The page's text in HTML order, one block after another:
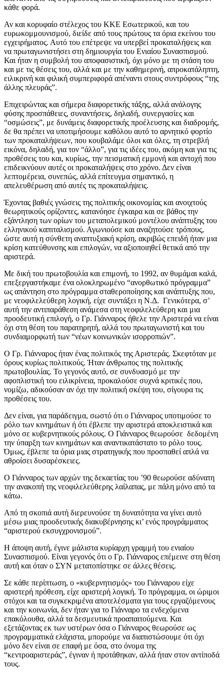
κάθε φορά.
Αν και κορυφαίο στέλεχος του ΚΚΕ Εσωτερικού, και του
ευρωκομμουνισμού, διείδε από τους πρώτους τα όρια εκείνου του
εγχειρήματος. Αυτό του επέτρεψε να υπερβεί προκαταλήψεις και
να πρωταγωνιστήσει στη δημιουργία του Ενιαίου Συνασπισμού.
Και ήταν η συμβολή του αποφασιστική, όχι μόνο με τη στάση του
και με τις θέσεις του, αλλά και με την καθημερινή, απροκατάληπτη,
ειλικρινή και φιλική συμπεριφορά απέναντι στους συντρόφους “της
άλλης πλευράς”.
Επιχειρώντας και σήμερα διαφορετικής τάξης, αλλά ανάλογης
φύσης προσπάθειες, συναντήσεις, δηλαδή, συνεργασίες και
“οσμώσεις”, με δυνάμεις διαφορετικής προέλευσης και διαδρομής,
δε θα πρέπει να υποτιμήσουμε καθόλου αυτό το αρνητικό φορτίο
των προκαταλήψεων, που κουβαλάμε όλοι και όλες, τη στρεβλή
εικόνα, δηλαδή, για τον “άλλο”, για τις ιδέες του, ακόμη και για τις
προθέσεις του και, κυρίως, την πεισματική εμμονή και αντοχή που
επιδεικνύουν αυτές οι προκαταλήψεις στο χρόνο. Δεν είναι
λεπτομέρεια, συνεπώς, αλλά επίτευγμα σημαντικό, η
απελευθέρωση από αυτές τις προκαταλήψεις.
Έχοντας βαθιές γνώσεις της πολιτικής οικονομίας και ανοιχτούς
θεωρητικούς ορίζοντες, κατανόησε έγκαιρα και σε βάθος την
εξάντληση των ορίων του μεταπολεμικού μοντέλου ανάπτυξης του
ελληνικού καπιταλισμού. Αγωνιούσε και αναζητούσε τρόπους,
ώστε αυτή η σύνθετη αναπτυξιακή κρίση, ακριβώς επειδή ήταν μια
κρίση κατεύθυνσης και επιλογών, να αξιοποιηθεί θετικά από την
αριστερά.
Με δική του πρωτοβουλία και επιμονή, το 1992, αν θυμάμαι καλά,
επεξεργαστήκαμε ένα ολοκληρωμένο “ανορθωτικό πρόγραμμα”
ως απάντηση στο πρόγραμμα σταθεροποίησης και ανάπτυξης που,
με νεοφιλελεύθερη λογική, είχε συντάξει η Ν.Δ. Γενικότερα, σ’
αυτή την αντιπαράθεση ανάμεσα στη νεοφιλελεύθερη και μια
προοδευτική επιλογή, ο Γρ. Γιάνναρος ήθελε την Αριστερά να είναι
όχι στη θέση του παρατηρητή, αλλά του πρωταγωνιστή και του
συνδιαμορφωτή των “νέων κοινωνικών ισορροπιών”.
Ο Γρ. Γιάνναρος ήταν ένας πολιτικός της Αριστεράς. Σκεφτόταν με
όρους κυρίως πολιτικούς. Ήταν άνθρωπος της πολιτικής
πρωτοβουλίας. Το γεγονός αυτό, σε συνδυασμό με την
αφοπλιστική του ειλικρίνεια, προκαλούσε συχνά κριτικές που,
νομίζω, αδικούσαν αν όχι την πολιτική σκέψη του, σίγουρα τις
προθέσεις του.
Δεν είναι, για παράδειγμα, σωστό ότι ο Γιάνναρος υποτιμούσε το
ρόλο των κινημάτων ή ότι έβλεπε την αριστερά αποκλειστικά και
μόνο σε κυβερνητικούς ρόλους. Ο Γιάνναρος θεωρούσε δεδομένη
την ύπαρξη των κινημάτων και αναντικατάστατο το ρόλο τους.
Όμως, έβλεπε τα όρια μιας στρατηγικής που προσπαθεί απλά να
αθροίσει δυσαρέσκειες.
Ο Γιάνναρος των αρχών της δεκαετίας του ’90 θεωρούσε αδύνατη
την ανακοπή της νεοφιλελεύθερης λαίλαπας, με πάλη μόνο από τα
κάτω.
Από τη σκοπιά αυτή διερευνούσε τη δυνατότητα να γίνει αυτό
μέσω μιας προοδευτικής διακυβέρνησης κι’ ενός προγράμματος
“αριστερού εκσυγχρονισμού”.
Η άποψη αυτή, έγινε μάλιστα κυρίαρχη γραμμή του ενιαίου
Συνασπισμού. Είναι γεγονός ότι ο Γρ. Γιάνναρος επέμεινε στη θέση
αυτή και όταν ο ΣΥΝ μετατοπίστηκε σε άλλες θέσεις.
Σε κάθε περίπτωση, ο «κυβερνητισμός» του Γιάνναρου είχε
αριστερή πρόθεση, είχε αριστερή λογική. Το πρόγραμμα, οι ώριμοι
στόχοι και τα συγκεκριμένα αποτελέσματα για τους εργαζόμενους
και την κοινωνία, δεν ήταν για το Γιάνναρο τα ενδεχόμενα
επακόλουθα, αλλά τα δεσμευτικά προαπαιτούμενα. Και
εξετάζοντας εκ των υστέρων όσα ο Γιάνναρος θεωρούσε ως
προγραμματικά ελάχιστα, μπορούμε να διαπιστώσουμε ότι όχι
μόνο δεν είναι σε επαφή με όσα, στο όνομα της
“κεντροαριστεράς”, έγιναν ή προτάθηκαν, αλλά ήταν στον αντίποδά
τους.